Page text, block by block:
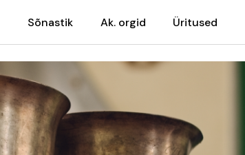
Sõnastik Ak. orgid Üritused